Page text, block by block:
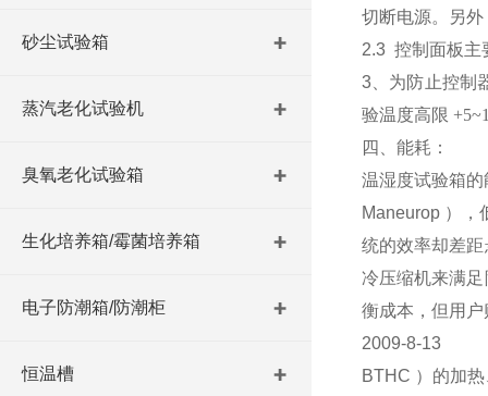
砂尘试验箱
蒸汽老化试验机
臭氧老化试验箱
生化培养箱/霉菌培养箱
电子防潮箱/防潮柜
恒温槽
切断电源。另
2.3 控制面板主
3、为防止控制
验温度高限
四、能耗：
温湿度试验箱的
Maneurop ），
统的效率却差
冷压缩机来满
衡成本，但用
2009-8-13
BTHC ）的加